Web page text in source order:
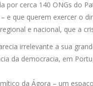
por cerca 140 ONGs do
e que querem exercer o
e nacional, que a
irrelevante a sua
da democracia, em
da Ágora – um